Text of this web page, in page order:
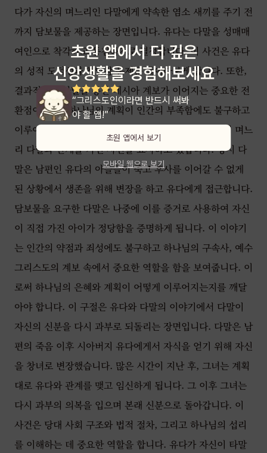
초원 앱에서 더 깊은
신앙생활을 경험해보세요
“쉽게 물어보기 어려운 신앙적 질
문도 쉽게 할 수 있어요!”
초원 앱에서 보기
모바일 웹으로 보기
다가 자신의 며느리인 다말에게 약속한 염소 새끼를 주기 전
까지 담보물을 제공하는 장면입니다. 유다는 다말을 성매매
여인으로 착각하고 동침하기로 결정합니다. 이 사건은 유다
의 성적 도덕성과 책임감 문제를 들여다보게 합니다. 또한,
결과적으로 다말을 통한 메시아 계보가 이어지는 중요한 전
환점이 되며, 하나님의 계획이 인간의 부족함에도 불구하고
이루어진다는 교훈을 줍니다. 이 구절은 유다가 자신의 며느
리 다말과 관계를 가진 사건을 묘사하고 있습니다. 당시 다
말은 남편인 유다의 아들들이 죽고 후사를 이어갈 수 없게
된 상황에서 생존을 위해 변장을 하고 유다에게 접근합니다.
담보물을 요구한 다말은 나중에 이를 증거로 사용하여 자신
이 직접 가진 아이가 정당함을 증명하게 됩니다. 이 이야기
는 인간의 약점과 죄성에도 불구하고 하나님의 구속사, 예수
그리스도의 계보 속에서 중요한 역할을 함을 보여줍니다. 이
로써 하나님의 은혜와 계획이 어떻게 이루어지는지를 깨달
아야 합니다. 이 구절은 유다와 다말의 이야기에서 다말이
자신의 신분을 다시 과부로 되돌리는 장면입니다. 다말은 남
편의 죽음 이후 시아버지 유다에게서 자식을 얻기 위해 자신
을 창녀로 변장했습니다. 많은 시간이 지난 후, 그녀는 계획
대로 유다와 관계를 맺고 임신하게 됩니다. 그 이후 그녀는
다시 과부의 의복을 입으며 본래 신분으로 돌아갑니다. 이
사건은 당대 사회 구조와 법적 절차, 그리고 하나님의 섭리
를 이해하는 데 중요한 역할을 합니다. 유다가 자신이 타말